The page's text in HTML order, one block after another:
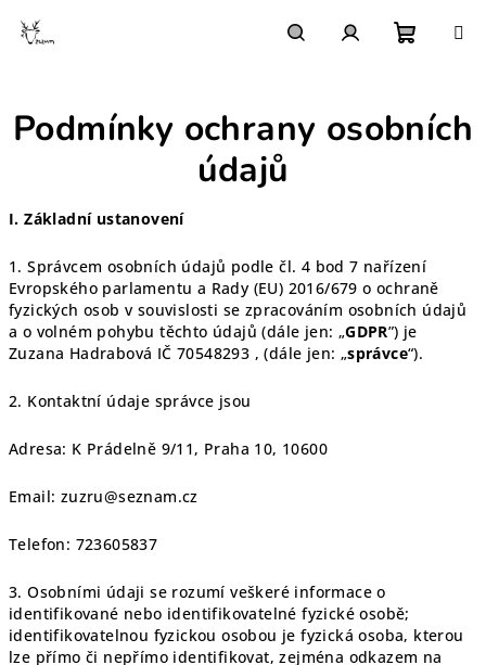
košík
Podmínky ochrany osobních
údajů
I.Základní ustanovení
1. Správcem osobních údajů podle čl. 4 bod 7 nařízení
Evropského parlamentu a Rady (EU) 2016/679 o ochraně
fyzických osob v souvislosti se zpracováním osobních údajů
a o volném pohybu těchto údajů (dále jen: „GDPR”) je
Zuzana Hadrabová IČ 70548293 , (dále jen: „správce“).
2. Kontaktní údaje správce jsou
Adresa: K Prádelně 9/11, Praha 10, 10600
Email: zuzru@seznam.cz
Telefon: 723605837
3. Osobními údaji se rozumí veškeré informace o
identifikované nebo identifikovatelné fyzické osobě;
identifikovatelnou fyzickou osobou je fyzická osoba, kterou
lze přímo či nepřímo identifikovat, zejména odkazem na